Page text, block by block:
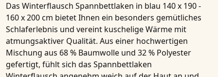
Das Winterflausch Spannbettlaken in blau 140 x 190 -
160 x 200 cm bietet Ihnen ein besonders gemütliches
Schlaferlebnis und vereint kuschelige Wärme mit
atmungsaktiver Qualität. Aus einer hochwertigen
Mischung aus 68 % Baumwolle und 32 % Polyester
gefertigt, fühlt sich das Spannbettlaken